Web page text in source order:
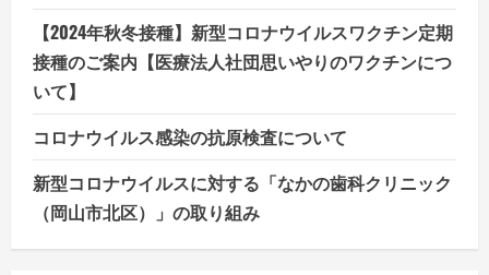
【2024年秋冬接種】新型コロナウイルスワクチン定期
接種のご案内【医療法人社団思いやりのワクチンにつ
いて】
コロナウイルス感染の抗原検査について
新型コロナウイルスに対する「なかの歯科クリニック
（岡山市北区）」の取り組み